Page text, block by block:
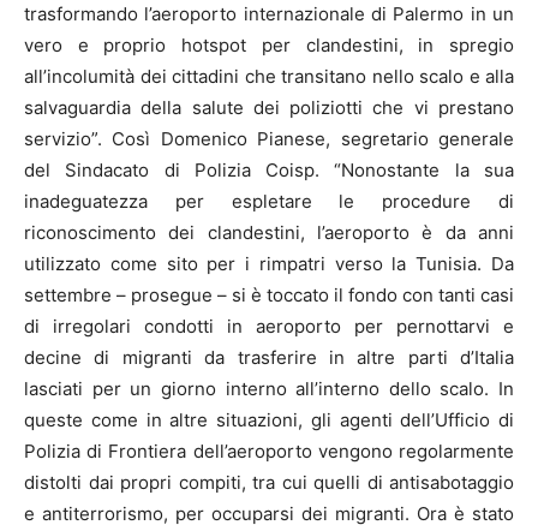
trasformando l’aeroporto internazionale di Palermo in un
vero e proprio hotspot per clandestini, in spregio
all’incolumità dei cittadini che transitano nello scalo e alla
salvaguardia della salute dei poliziotti che vi prestano
servizio”. Così Domenico Pianese, segretario generale
del Sindacato di Polizia Coisp. “Nonostante la sua
inadeguatezza per espletare le procedure di
riconoscimento dei clandestini, l’aeroporto è da anni
utilizzato come sito per i rimpatri verso la Tunisia. Da
settembre – prosegue – si è toccato il fondo con tanti casi
di irregolari condotti in aeroporto per pernottarvi e
decine di migranti da trasferire in altre parti d’Italia
lasciati per un giorno interno all’interno dello scalo. In
queste come in altre situazioni, gli agenti dell’Ufficio di
Polizia di Frontiera dell’aeroporto vengono regolarmente
distolti dai propri compiti, tra cui quelli di antisabotaggio
e antiterrorismo, per occuparsi dei migranti. Ora è stato